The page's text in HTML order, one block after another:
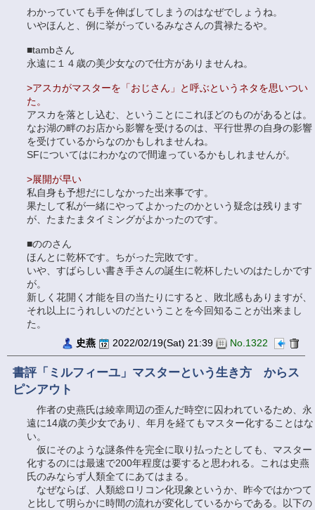
わかっていても手を伸ばしてしまうのはなぜでしょうね。
いやほんと、例に挙がっているみなさんの貫禄たるや。
■tambさん
永遠に１４歳の美少女なので仕方がありませんね。
>アスカがマスターを「おじさん」と呼ぶというネタを思いつい
た。
アスカを落とし込む、ということにこれほどのものがあるとは。
なお湖の畔のお店から影響を受けるのは、平行世界の自身の影響
を受けているからなのかもしれませんね。
SFについてはにわかなので間違っているかもしれませんが。
>展開が早い
私自身も予想だにしなかった出来事です。
果たして私が一緒にやってよかったのかという疑念は残ります
が、たまたまタイミングがよかったのです。
■ののさん
ほんとに乾杯です。ちがった完敗です。
いや、すばらしい書き手さんの誕生に乾杯したいのはたしかです
が。
新しく花開く才能を目の当たりにすると、敗北感もありますが、
それ以上にうれしいのだということを今回知ることが出来まし
た。
史燕
2022/02/19(Sat) 21:39 No.1322
書評「ミルフィーユ」マスターという生き方 からス
ピンアウト
作者の史燕氏は綾幸周辺の歪んだ時空に囚われているため、永
遠に14歳の美少女であり、年月を経てもマスター化することはな
い。
仮にそのような謎条件を完全に取り払ったとしても、マスター
化するのには最速で200年程度は要すると思われる。これは史燕
氏のみならず人類全てにあてはまる。
なぜならば、人類総ロリコン化現象というか、昨今ではかつて
と比して明らかに時間の流れが変化しているからである。以下の